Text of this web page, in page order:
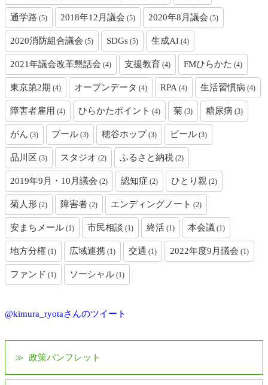
通学路 (5) 2018年12月議会 (5) 2020年8月議会 (5)
2020消防組合議会 (5) SDGs (5) 生成AI (4)
2021年議会改革懇話会 (4) 支援教育 (4) FMひらかた (4)
東京第2期 (4) オープンデータ (4) RPA (4) 生活習慣病 (4)
障害者雇用 (4) ひらかたポイント (4) 菊 (3) 糖尿病 (3)
がん (3) プール (3) 穂谷ホップ (3) ビール (3)
品川区 (3) スタジオ (2) ふるさと納税 (2)
2019年9月・10月議会 (2) 認知症 (2) ひとり親 (2)
菊人形 (2) 障害者 (2) エンディングノート (2)
安まちメール (1) 市民相談 (1) 終活 (1) 本会議 (1)
地方分権 (1) 広域連携 (1) 交通 (1) 2022年度9月議会 (1)
ファンド (1) ソーシャル (1)
@kimura_ryotaさんのツイート
政策パンフレット